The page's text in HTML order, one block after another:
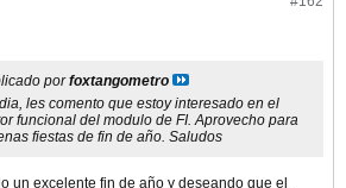
porfoxtangometro
les comento que estoy interesado en el
funcional del modulo de FI. Aprovecho para
fiestas de fin de año. Saludos
un excelente fin de año y deseando que el